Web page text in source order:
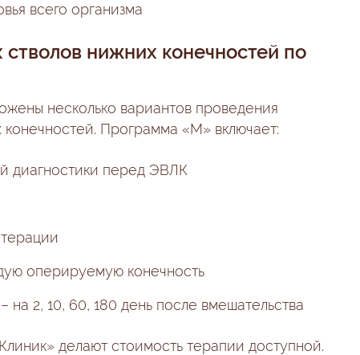
всего организма
стволов нижних конечностей по
несколько вариантов проведения
конечностей. Программа «М» включает:
диагностики перед ЭВЛК
оперируемую конечность
2, 10, 60, 180 день после вмешательства
делают стоимость терапии доступной.